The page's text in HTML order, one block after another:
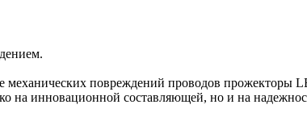
механических повреждений проводов
на инновационной составляющей, но и на